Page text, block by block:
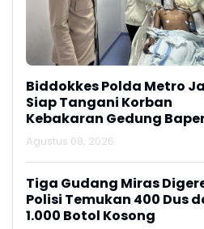
Biddokkes Polda Metro
Siap Tangani Korban
Kebakaran Gedung
Agustus 08, 2026
Tiga Gudang Miras
Polisi Temukan 400 Dus
1.000 Botol Kosong